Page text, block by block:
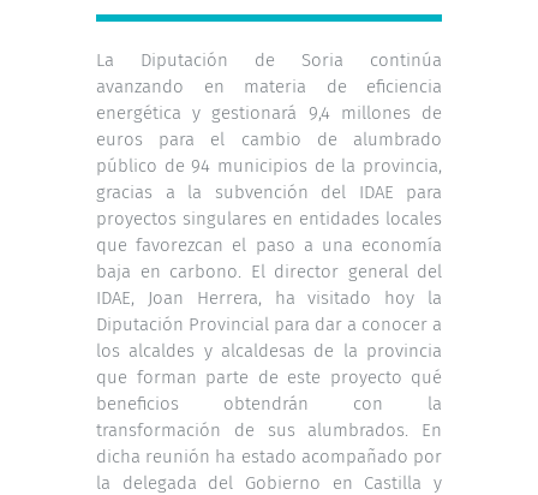
La Diputación de Soria continúa
avanzando en materia de eficiencia
energética y gestionará 9,4 millones de
euros para el cambio de alumbrado
público de 94 municipios de la provincia,
gracias a la subvención del IDAE para
proyectos singulares en entidades locales
que favorezcan el paso a una economía
baja en carbono. El director general del
IDAE, Joan Herrera, ha visitado hoy la
Diputación Provincial para dar a conocer a
los alcaldes y alcaldesas de la provincia
que forman parte de este proyecto qué
beneficios obtendrán con la
transformación de sus alumbrados. En
dicha reunión ha estado acompañado por
la delegada del Gobierno en Castilla y